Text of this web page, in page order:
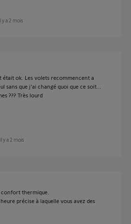
il y a 2 mois
était ok. Les volets recommencent a
sans que j'ai changé quoi que ce soit...
??? Très lourd
il y a 2 mois
thermique.
précise à laquelle vous avez des